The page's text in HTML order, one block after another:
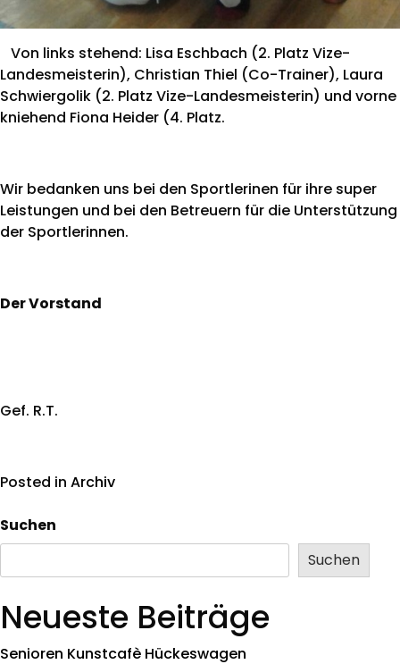
Von links stehend: Lisa Eschbach (2. Platz Vize-
Landesmeisterin), Christian Thiel (Co-Trainer), Laura
Schwiergolik (2. Platz Vize-Landesmeisterin) und vorne
kniehend Fiona Heider (4. Platz.
Wir bedanken uns bei den Sportlerinen für ihre super
Leistungen und bei den Betreuern für die Unterstützung
der Sportlerinnen.
Der Vorstand
Gef. R.T.
Posted in Archiv
Suchen
Suchen
Neueste Beiträge
Senioren Kunstcafè Hückeswagen